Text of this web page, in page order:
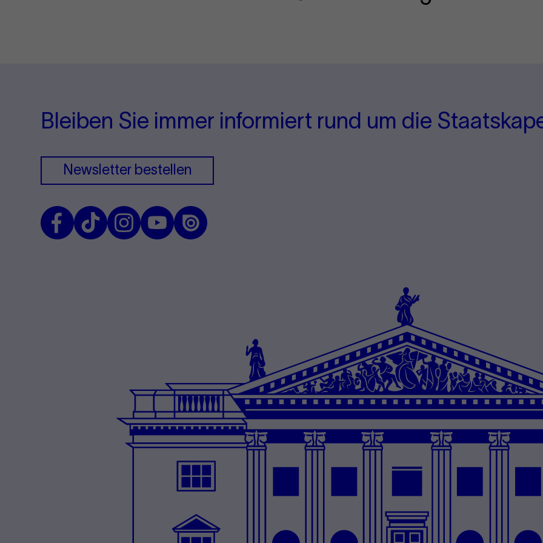
Bleiben Sie immer informiert rund um die
Newsletter bestellen
Facebook
TikTokInstagram
Youtube
Issuu